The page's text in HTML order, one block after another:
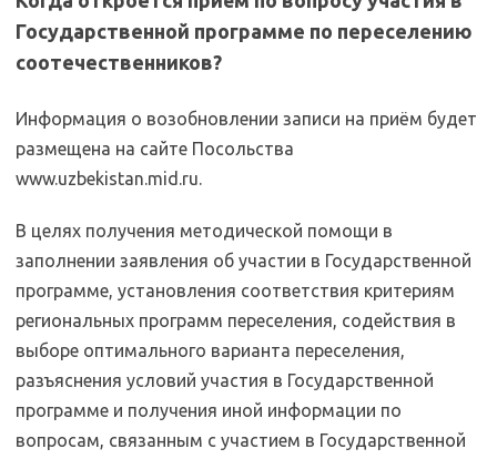
Государственной программе по переселению
соотечественников?
Информация о возобновлении записи на приём будет
размещена на сайте Посольства
www.uzbekistan.mid.ru.
В целях получения методической помощи в
заполнении заявления об участии в Государственной
программе, установления соответствия критериям
региональных программ переселения, содействия в
выборе оптимального варианта переселения,
разъяснения условий участия в Государственной
программе и получения иной информации по
вопросам, связанным с участием в Государственной